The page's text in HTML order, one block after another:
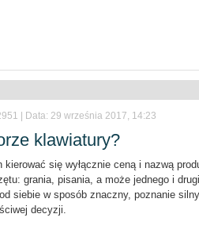
| Data: 29 września 2017, 14:23
klawiatury?
się wyłącznie ceną i nazwą
grania, pisania, a może jednego i
siebie w sposób znaczny, poznanie
decyzji.